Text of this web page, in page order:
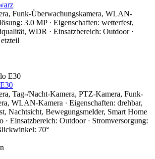
Funk-Überwachungskamera, WLAN-
3.0 MP · Eigenschaften: wetterfest,
WDR · Einsatzbereich: Outdoor ·
Tag-/Nacht-Kamera, PTZ-Kamera, Funk-
WLAN-Kamera · Eigenschaften: drehbar,
Nachtsicht, Bewegungsmelder, Smart Home
· Einsatzbereich: Outdoor · Stromversorgung:
70°